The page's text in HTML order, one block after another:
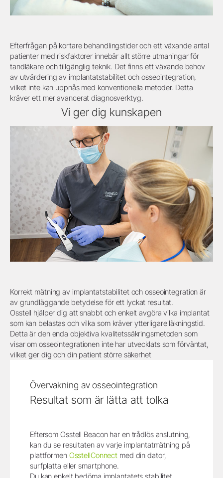
Efterfrågan på kortare behandlingstider och ett växande antal
patienter med riskfaktorer innebär allt större utmaningar för
tandläkare och tillgänglig teknik. Det finns ett växande behov
av utvärdering av implantatstabilitet och osseointegration,
vilket inte kan uppnås med konventionella metoder. Detta
kräver ett mer avancerat diagnosverktyg.
Vi ger dig kunskapen
Korrekt mätning av implantatstabilitet och osseointegration är
av grundläggande betydelse för ett lyckat resultat.
Osstell hjälper dig att snabbt och enkelt avgöra vilka implantat
som kan belastas och vilka som kräver ytterligare läkningstid.
Detta är den enda objektiva kvalitetssäkringsmetoden som
visar om osseointegrationen inte har utvecklats som förväntat,
vilket ger dig och din patient större säkerhet
Övervakning av osseointegration
Resultat som är lätta att tolka
Eftersom Osstell Beacon har en trådlös anslutning,
kan du se resultaten av varje implantatmätning på
plattformen OsstellConnect med din dator,
surfplatta eller smartphone.